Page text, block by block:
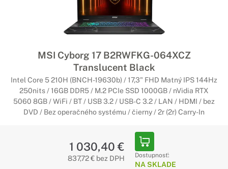
MSI Cyborg 17 B2RWFKG-064XCZ
Translucent Black
Intel Core 5 210H (BNCH-19630b) / 17,3" FHD Matný IPS 144Hz
250nits / 16GB DDR5 / M.2 PCIe SSD 1000GB / nVidia RTX
5060 8GB / WiFi / BT / USB 3.2 / USB-C 3.2 / LAN / HDMI / bez
DVD / Bez operačného systému / čierny / 2r (2r) Carry-In
1 030,40 €
837,72 € bez DPH Dostupnosť:
NA SKLADE